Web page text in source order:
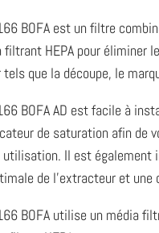
BOFA est un filtre
HEPA pour éliminer
que la découpe, le
BOFA AD est facile à
de saturation afin
Il est également
de l’extracteur et
BOFA utilise un média